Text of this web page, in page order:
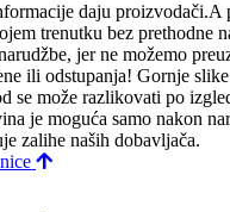
daju proizvodači.A
trenutku bez prethodne
jer ne možemo
ili odstupanja! Gornje slike
se može razlikovati po
je moguća samo nakon
zalihe naših dobavljača.